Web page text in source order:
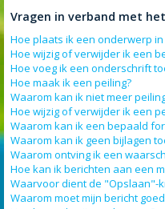
Vragen in verband met
Hoe plaats ik een onderwerp
Hoe wijzig of verwijder ik een
Hoe voeg ik een onderschrift
Hoe maak ik een peiling?
Waarom kan ik niet meer
Hoe wijzig of verwijder ik een
Waarom kan ik een bepaald
Waarom kan ik geen bijlagen
Waarom ontving ik een
Hoe kan ik berichten aan een
Waarvoor dient de "Opslaan"-
Waarom moet mijn bericht